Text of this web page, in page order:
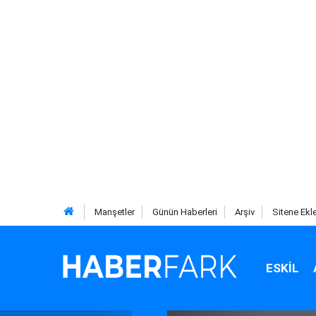
Manşetler Günün Haberleri Arşiv Sitene
ESKIL